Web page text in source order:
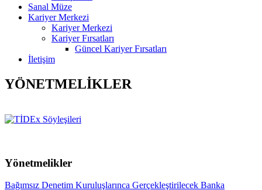
Sanal Müze
Kariyer Merkezi
Kariyer Merkezi
Kariyer Fırsatları
Güncel Kariyer Fırsatları
İletişim
YÖNETMELİKLER
Yönetmelikler
Bağımsız Denetim Kuruluşlarınca Gerçekleştirilecek Banka